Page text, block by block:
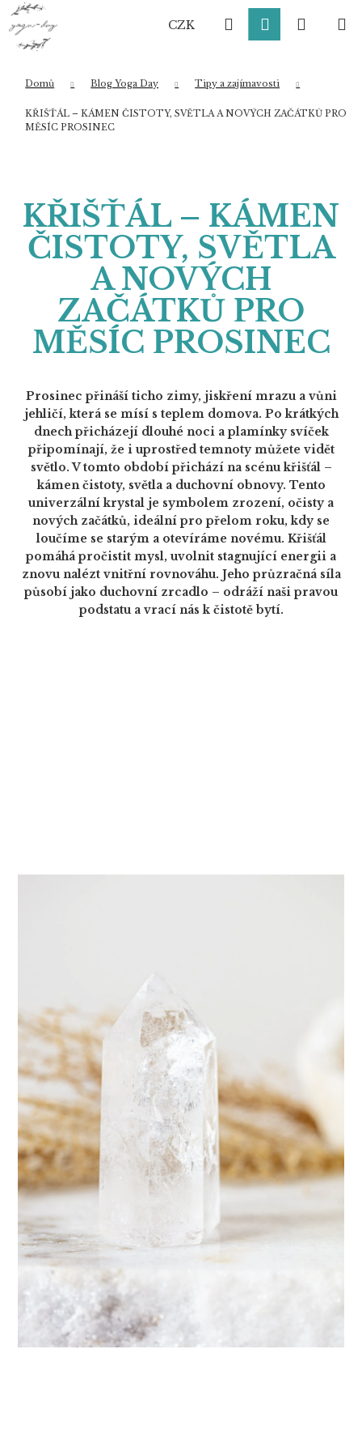
Přejít
obsah
CZK HledatPřihlášení
Domů Blog Yoga Day Tipy a zajímavosti
KŘIŠŤÁL – KÁMEN ČISTOTY, SVĚTLA A NOVÝCH ZAČÁTKŮ PRO
MĚSÍC PROSINEC
KŘIŠŤÁL – KÁMEN
ČISTOTY, SVĚTLA
A NOVÝCH
ZAČÁTKŮ PRO
MĚSÍC PROSINEC
Prosinec přináší ticho zimy, jiskření mrazu a vůni
jehličí, která se mísí s teplem domova. Po krátkých
dnech přicházejí dlouhé nocia plamínkysvíček
připomínají, že i uprostřed temnoty můžete vidět
světlo. V tomto období přichází na scénukřišťál–
kámen čistoty, světla a duchovní obnovy. Tento
univerzální krystal je symbolem zrození, očisty a
nových začátků, ideální pro přelom roku, kdy se
loučíme se starým a otevíráme novému. Křišťál
pomáhá pročistit mysl, uvolnit stagnující energii a
znovu nalézt vnitřní rovnováhu. Jeho průzračná síla
působí jako duchovní zrcadlo – odráží naši pravou
podstatu a vrací nás k čistotě bytí.
K
o
Zpět
Zpět
Co potřebujete najít?
Doporučujeme